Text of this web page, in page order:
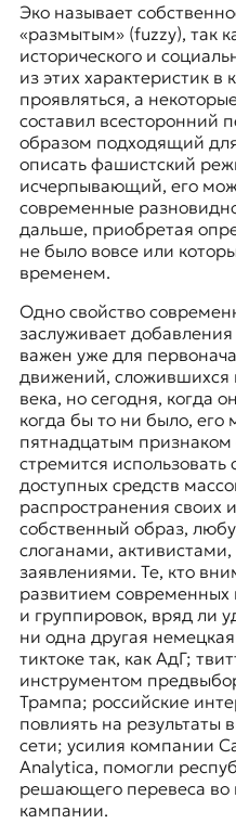
Эко называет
«размытым» (fuzzy), так
исторического и
из этих характеристик в
проявляться, а
составил всесторонний
образом подходящий
описать фашистский
исчерпывающий, его
современные
дальше, приобретая
не было вовсе или
временем.
Одно свойство
заслуживает
важен уже для
движений, сложившихся
века, но сегодня, когда
когда бы то ни было, его
пятнадцатым
стремится
доступных средств
распространения
собственный образ,
слоганами,
заявлениями. Те, кто
развитием
и группировок, вряд ли
ни одна другая
тиктоке так, как АдГ;
инструментом
Трампа; российские
повлиять на результаты
сети; усилия компании
Analytica, помогли
решающего перевеса во
кампании.